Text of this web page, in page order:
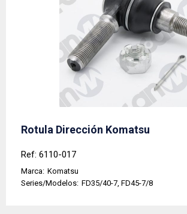
Rotula Dirección Komatsu
Ref: 6110-017
Marca: Komatsu
Series/Modelos: FD35/40-7, FD45-7/8